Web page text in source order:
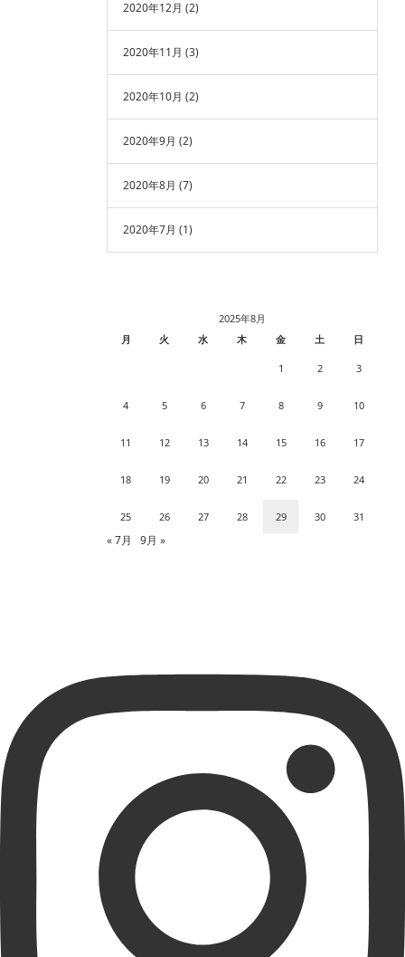
2020年12月 (2)
2020年11月 (3)
2020年10月 (2)
2020年9月 (2)
2020年8月 (7)
2020年7月 (1)
2025年8月
月
火 水 木 金 土 日
1 2 3
4 5 6 7 8 9 10
11 12 13 14 15 16 17
18 19 20 21 22 23 24
25 26 27 28 29 30 31
« 7月 9月 »